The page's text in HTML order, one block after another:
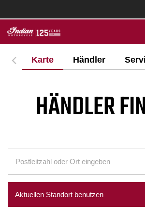
Karte Händler
HÄNDLER
Aktuellen Standort benutzen